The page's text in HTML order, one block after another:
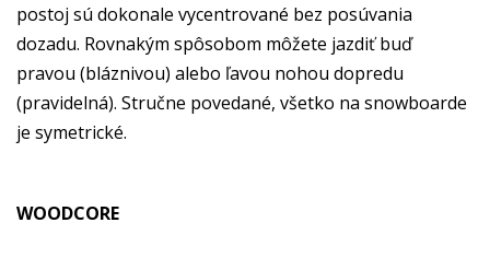
postoj sú dokonale vycentrované bez posúvania
dozadu. Rovnakým spôsobom môžete jazdiť buď
pravou (bláznivou) alebo ľavou nohou dopredu
(pravidelná). Stručne povedané, všetko na snowboarde
je symetrické.
WOODCORE